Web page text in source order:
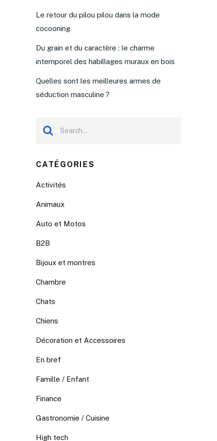
Le retour du pilou pilou dans la mode
cocooning
Du grain et du caractère : le charme
intemporel des habillages muraux en bois
Quelles sont les meilleures armes de
séduction masculine ?
CATÉGORIES
Activités
Animaux
Auto et Motos
B2B
Bijoux et montres
Chambre
Chats
Chiens
Décoration et Accessoires
En bref
Famille / Enfant
Finance
Gastronomie / Cuisine
High tech